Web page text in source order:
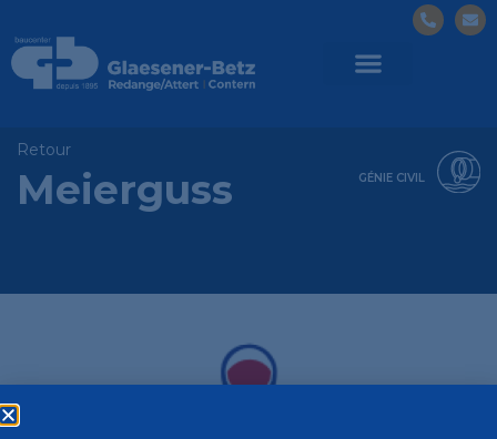
Retour
Meierguss GÉNIE CIVIL